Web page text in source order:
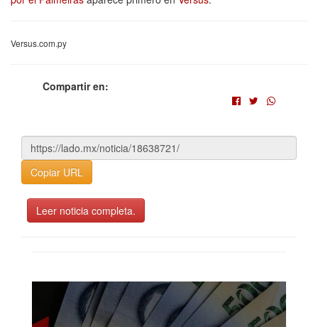
Versus.com.py
Compartir en:
Copiar URL
Leer noticia completa.